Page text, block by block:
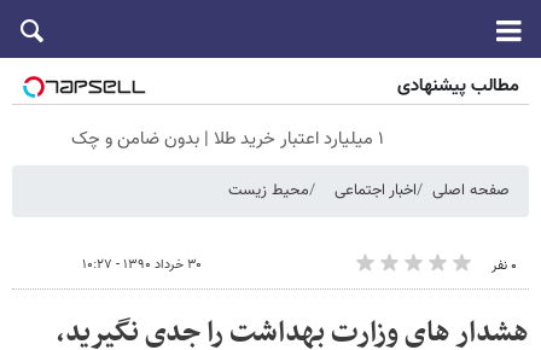
مطالب پیشنهادی
۱ میلیارد اعتبار خرید طلا | بدون ضامن و چک
صفحه اصلی اخبار اجتماعی محیط زیست
۰ نفر ۳۰ خرداد ۱۳۹۰ - ۱۰:۲۷
هشدار های وزارت بهداشت را جدی نگیرید،